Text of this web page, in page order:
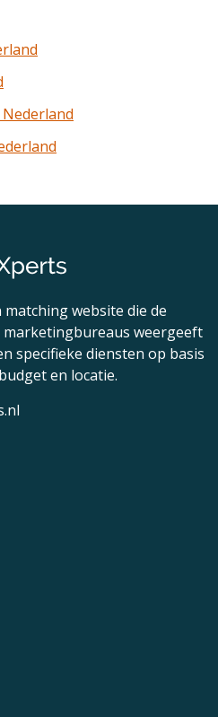
website die de
marketingbureaus weergeeft
specifieke diensten op basis
en locatie.